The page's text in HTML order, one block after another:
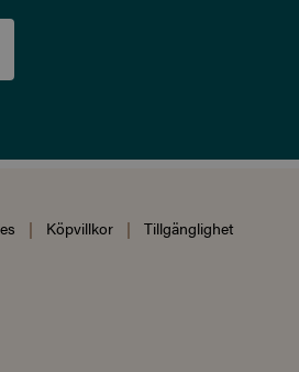
| Köpvillkor | Tillgänglighet